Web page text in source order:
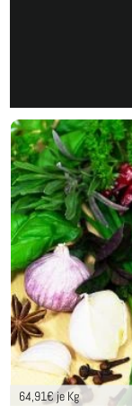
64,91€ je Kg